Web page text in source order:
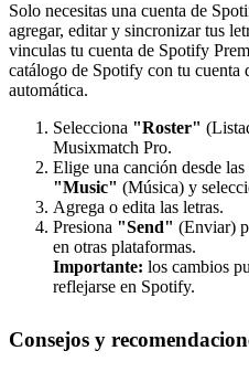
Solo necesitas una cuenta de
agregar, editar y sincronizar tus
vinculas tu cuenta de Spotify
catálogo de Spotify con tu cuenta
automática.
Selecciona "Roster"
Musixmatch Pro.
Elige una canción desde las
"Music" (Música) y
Agrega o edita las letras.
Presiona "Send" (Enviar)
en otras plataformas.
Importante: los cambios
reflejarse en Spotify.
Consejos y